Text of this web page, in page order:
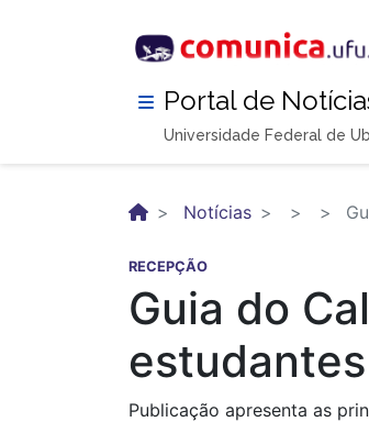
Portal de
Universidade Federal de
Notícias
RECEPÇÃO
Guia do
Publicação apresenta as